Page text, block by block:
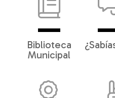
Biblioteca
Municipal